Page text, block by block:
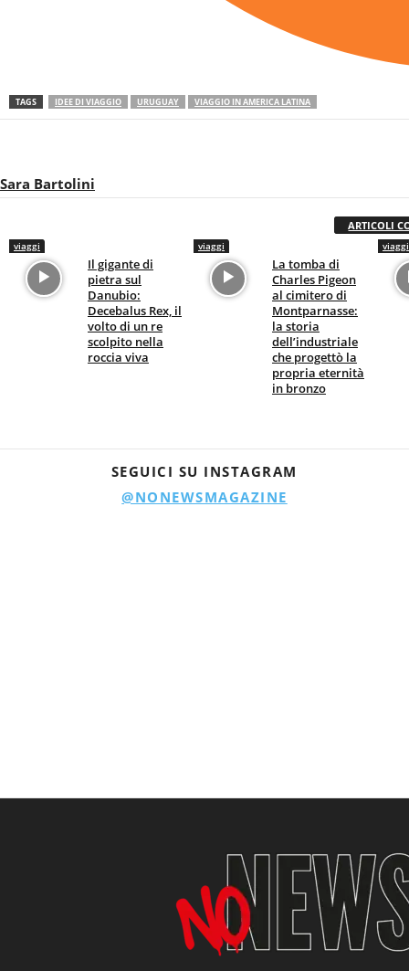
TAGS IDEE DI VIAGGIO URUGUAY VIAGGIO IN AMERICA LATINA
Sara Bartolini
ARTICOLI
viaggi
Il gigante di
pietra sul
Danubio:
Decebalus Rex, il
volto di un re
scolpito nella
roccia viva
viaggi
La tomba di
Charles Pigeon
al cimitero di
Montparnasse:
la storia
dell’industriale
che progettò la
propria eternità
in bronzo
viaggi
SEGUICI SU INSTAGRAM
@NONEWSMAGAZINE